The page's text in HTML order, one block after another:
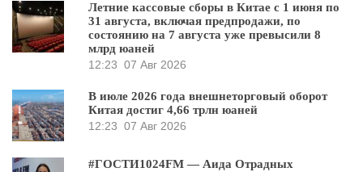
Летние кассовые сборы в Китае с 1 июня по
31 августа, включая предпродажи, по
состоянию на 7 августа уже превысили 8
млрд юаней
12:23 07 Авг 2026
В июле 2026 года внешнеторговый оборот
Китая достиг 4,66 трлн юаней
12:23 07 Авг 2026
#ГОСТИ1024FM — Аида Отрадных